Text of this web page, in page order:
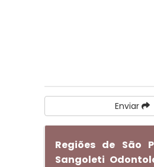
Enviar
Regiões de São
Sangoleti